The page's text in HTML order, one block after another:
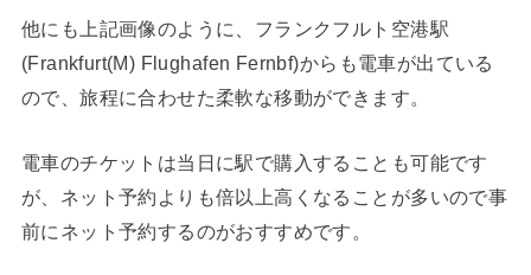
他にも上記画像のように、フランクフルト空港駅
(Frankfurt(M) Flughafen Fernbf)からも電車が出ている
ので、旅程に合わせた柔軟な移動ができます。
電車のチケットは当日に駅で購入することも可能です
が、ネット予約よりも倍以上高くなることが多いので事
前にネット予約するのがおすすめです。